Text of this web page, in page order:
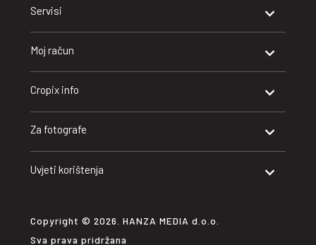
Servisi
Moj račun
Cropix info
Za fotografe
Uvjeti korištenja
Copyright © 2026. HANZA MEDIA d.o.o.
Sva prava pridržana